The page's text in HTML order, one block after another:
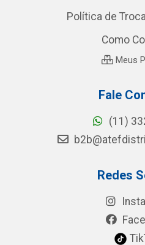
Política de
Como
Meus
Fale
(11)
Redes